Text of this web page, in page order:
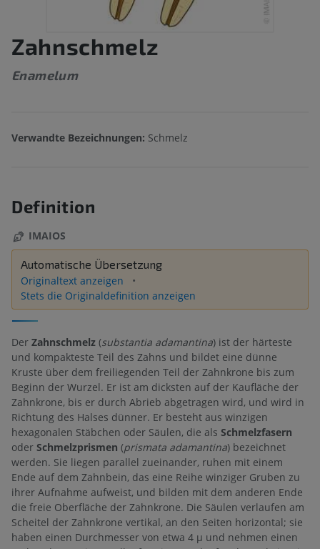
Zahnschmelz
Enamelum
Verwandte Bezeichnungen: Schmelz
Definition
IMAIOS
Automatische Übersetzung
Originaltext anzeigen
Stets die Originaldefinition anzeigen
Der Zahnschmelz (substantia adamantina) ist der härteste
und kompakteste Teil des Zahns und bildet eine dünne
Kruste über dem freiliegenden Teil der Zahnkrone bis zum
Beginn der Wurzel. Er ist am dicksten auf der Kaufläche der
Zahnkrone, bis er durch Abrieb abgetragen wird, und wird in
Richtung des Halses dünner. Er besteht aus winzigen
hexagonalen Stäbchen oder Säulen, die als Schmelzfasern
oder Schmelzprismen (prismata adamantina) bezeichnet
werden. Sie liegen parallel zueinander, ruhen mit einem
Ende auf dem Zahnbein, das eine Reihe winziger Gruben zu
ihrer Aufnahme aufweist, und bilden mit dem anderen Ende
die freie Oberfläche der Zahnkrone. Die Säulen verlaufen am
Scheitel der Zahnkrone vertikal, an den Seiten horizontal; sie
haben einen Durchmesser von etwa 4 µ und nehmen einen